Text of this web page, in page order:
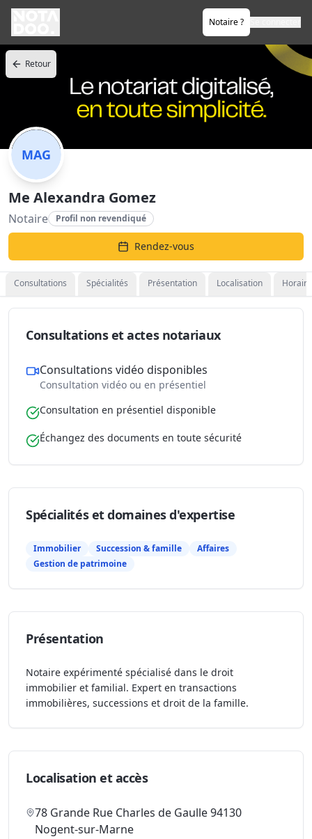
Notaire ?
Retour
MAG
Me Alexandra Gomez
Notaire Profil non revendiqué
Rendez-vous
Consultations Spécialités Présentation Localisation
Consultations et actes notariaux
Consultations vidéo disponibles
Consultation vidéo ou en présentiel
Consultation en présentiel disponible
Échangez des documents en toute sécurité
Spécialités et domaines d'expertise
Immobilier Succession & famille
Affaires
Gestion de patrimoine
Présentation
Notaire expérimenté spécialisé dans le droit
immobilier et familial. Expert en transactions
immobilières, successions et droit de la famille.
Localisation et accès
78 Grande Rue Charles de Gaulle 94130
Nogent-sur-Marne